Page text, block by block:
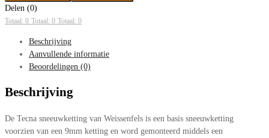
Delen (0)
Totaal: 0 Totaal: 0 Totaal: 0
Beschrijving
Aanvullende informatie
Beoordelingen (0)
Beschrijving
De Tecna sneeuwketting van Weissenfels is een basis sneeuwketting
voorzien van een 9mm ketting en word gemonteerd middels een